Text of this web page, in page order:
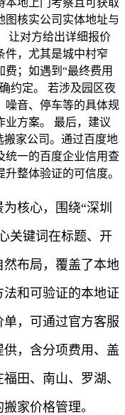
图核实公司实体地址与
让对方给出详细报价
件，尤其是城中村窄
；如遇到“最终费用
约定。 若涉及园区夜
噪音、停车等的具体规
业方案。 最后，建议
搬家公司。通过百度地
统一的百度企业信用查
整体验证的可信度。
核心，围绕“深圳
关键词在标题、开
布局，覆盖了本地
和可验证的本地证
，可通过官方客服
，含分项费用、盖
田、南山、罗湖、
家价格管理。